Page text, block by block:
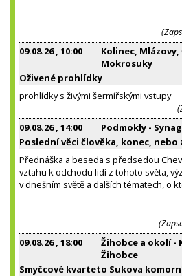
09.08.26, 10:00
Kolinec,
Mokrosuky
Oživené prohlídky
prohlídky s živými šermířskými vstupy
09.08.26, 14:00
Podmokly -
Poslední věci člověka, konec, nebo
Přednáška a beseda s předsedou
vztahu k odchodu lidí z tohoto světa,
v dnešním světě a dalších tématech, o
09.08.26, 18:00
Žihobce a okolí -
Žihobce
Smyčcové kvarteto Sukova